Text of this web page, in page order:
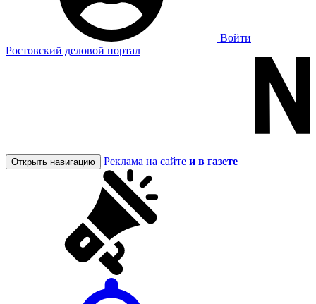
Войти
Ростовский деловой портал
Открыть навигацию Реклама на сайте и в газете